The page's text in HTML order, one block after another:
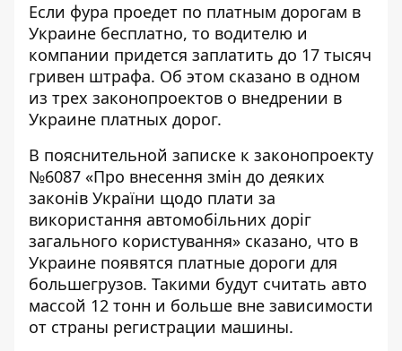
Если фура проедет по платным дорогам в
Украине бесплатно, то водителю и
компании придется заплатить до 17 тысяч
гривен штрафа. Об этом сказано в одном
из трех законопроектов о внедрении в
Украине платных дорог.
В пояснительной записке к законопроекту
№6087 «Про внесення змін до деяких
законів України щодо плати за
використання автомобільних доріг
загального користування» сказано, что в
Украине появятся платные дороги для
большегрузов. Такими будут считать авто
массой 12 тонн и больше вне зависимости
от страны регистрации машины.